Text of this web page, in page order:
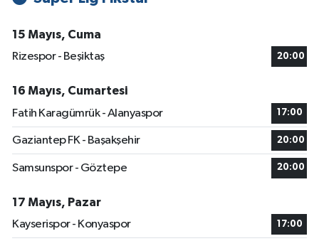
15 Mayıs, Cuma
Rizespor - Beşiktaş
20:00
16 Mayıs, Cumartesi
Fatih Karagümrük - Alanyaspor
17:00
Gaziantep FK - Başakşehir 20:00
Samsunspor - Göztepe 20:00
17 Mayıs, Pazar
Kayserispor - Konyaspor
17:00